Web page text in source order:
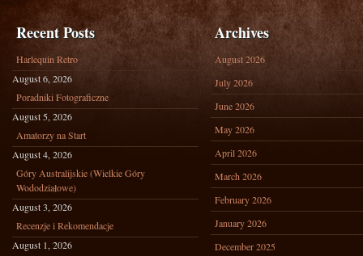
Recent Posts
Harlequin Retro
August 6, 2026
Poradniki Fotograficzne
August 5, 2026
Amatorzy na Start
August 4, 2026
Góry Australijskie (Wielkie Góry
Wododziałowe)
August 3, 2026
Recenzje i Rekomendacje
August 1, 2026
Archives
August 2026
July 2026
June 2026
May 2026
April 2026
March 2026
February 2026
January 2026
December 2025